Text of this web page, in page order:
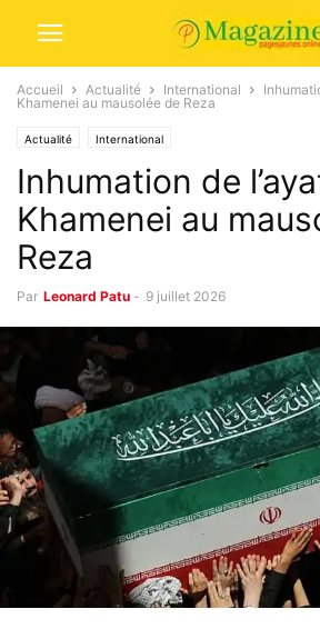
Accueil Actualité International
Khamenei au mausolée de Reza
Actualité International
Inhumation de
Khamenei au
Reza
Par Leonard Patu - 9 juillet 2026